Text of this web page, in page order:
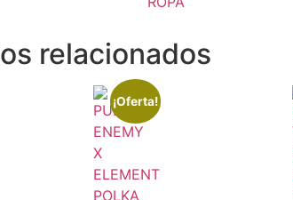
relacionados
¡Oferta!